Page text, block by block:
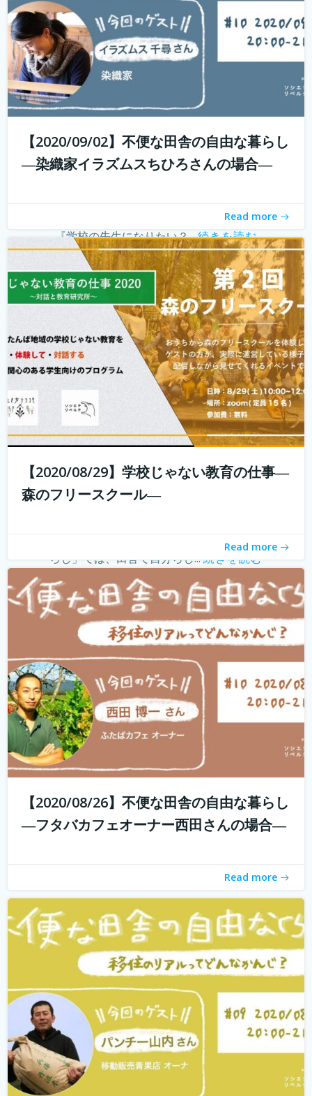
【2020/09/02】不便な田舎の自由な暮らし
―染織家イラズムスちひろさんの場合―
Read more
こんにちは！ 学校じゃない教育の仕事プロジェクトの米田
味がありますか？ 子どもを対象とした仕事をしたいけど、
『学校の先生になりたい？...続きを読む
【2020/08/29】学校じゃない教育の仕事―
森のフリースクール―
Read more
withコロナ時代に入り、オンライン化が加速化すること
で、不便だと思われていた田舎も、不便に感じなくなって
う思う方も多いかもしれません。 「不便な田舎の自由な暮
らし」では、田舎で自分らし... 続きを読む
【2020/08/26】不便な田舎の自由な暮らし
―フタバカフェオーナー西田さんの場合―
Read more
withコロナ時代に入り、オンライン化が加速化すること
で、不便だと思われていた田舎も、不便に感じなくなって
続きを読む